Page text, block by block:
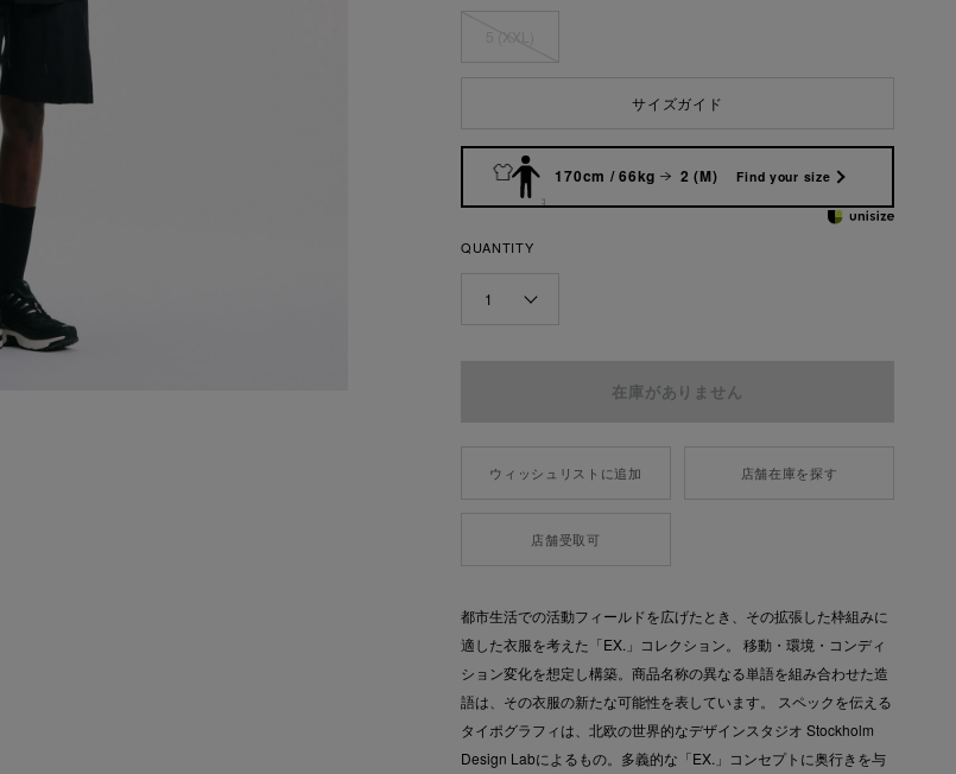
サイズガイド
170cm / 66kg 2 (M) Find your size
QUANTITY
1
ウィッシュリストに追加 店舗在庫を探す
店舗受取可
都市生活での活動フィールドを広げたとき、その拡張した枠組みに
適した衣服を考えた「EX.」コレクション。 移動・環境・コンディ
ション変化を想定し構築。商品名称の異なる単語を組み合わせた造
語は、その衣服の新たな可能性を表しています。 スペックを伝える
タイポグラフィは、北欧の世界的なデザインスタジオ Stockholm
Design Labによるもの。多義的な「EX.」コンセプトに奥行きを与